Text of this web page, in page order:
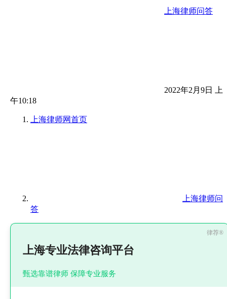
上海律师问答
2022年2月9日 上
午10:18
上海律师网首页
上海律师问
答
上海专业法律咨询平台
甄选靠谱律师 保障专业服务